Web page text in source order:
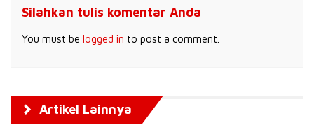
Silahkan tulis komentar Anda
You must be logged in to post a comment.
Artikel Lainnya